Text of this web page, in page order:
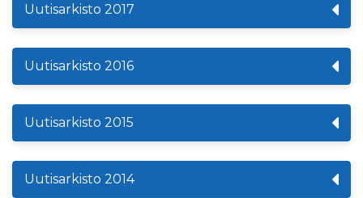
Uutisarkisto 2017
Uutisarkisto 2016
Uutisarkisto 2015
Uutisarkisto 2014